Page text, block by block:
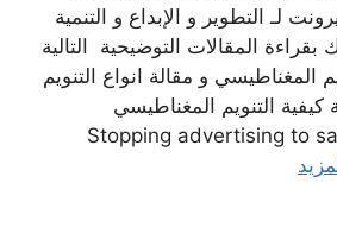
لـ التطوير و الإبداع و التنمية
بقراءة المقالات التوضيحية التالية
المغناطيسي و مقالة انواع التنويم
التنويم المغناطيسي
“Stopping advertising to